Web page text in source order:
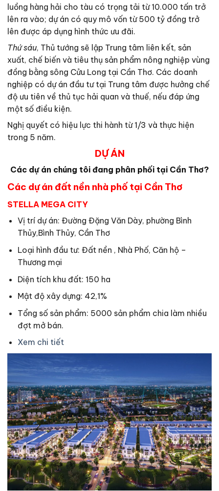
luồng hàng hải cho tàu có trọng tải từ 10.000 tấn trở
lên ra vào; dự án có quy mô vốn từ 500 tỷ đồng trở
lên được áp dụng hình thức ưu đãi.
Thứ sáu, Thủ tướng sẽ lập Trung tâm liên kết, sản
xuất, chế biến và tiêu thụ sản phẩm nông nghiệp vùng
đồng bằng sông Cửu Long tại Cần Thơ. Các doanh
nghiệp có dự án đầu tư tại Trung tâm được hưởng chế
độ ưu tiên về thủ tục hải quan và thuế, nếu đáp ứng
một số điều kiện.
Nghị quyết có hiệu lực thi hành từ 1/3 và thực hiện
trong 5 năm.
DỰ ÁN
Các dự án chúng tôi đang phân phối tại Cần Thơ?
Các dự án đất nền nhà phố tại Cần Thơ
STELLA MEGA CITY
Vị trí dự án: Đường Đặng Văn Dày, phường Bình
Thủy,Bình Thủy, Cần Thơ
Loại hình đầu tư: Đất nền , Nhà Phố, Căn hộ –
Thương mại
Diện tích khu đất: 150 ha
Mật độ xây dựng: 42,1%
Tổng số sản phẩm: 5000 sản phẩm chia làm nhiều
đợt mở bán.
Xem chi tiết